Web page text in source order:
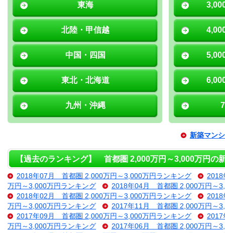
東海
北陸・甲信越
中国・四国
東北・北海道
九州・沖縄
新築マン
【過去のランキング】 首都圏 2,000万円～3,000万円の
2018年07月 首都圏 2,000万円～3,000万円ランキング
2018
万円～3,000万円ランキング
2018年04月 首都圏 2,000万円～
2018年02月 首都圏 2,000万円～3,000万円ランキング
2018
万円～3,000万円ランキング
2017年11月 首都圏 2,000万円～
2017年09月 首都圏 2,000万円～3,000万円ランキング
2017
万円～3,000万円ランキング
2017年06月 首都圏 2,000万円～